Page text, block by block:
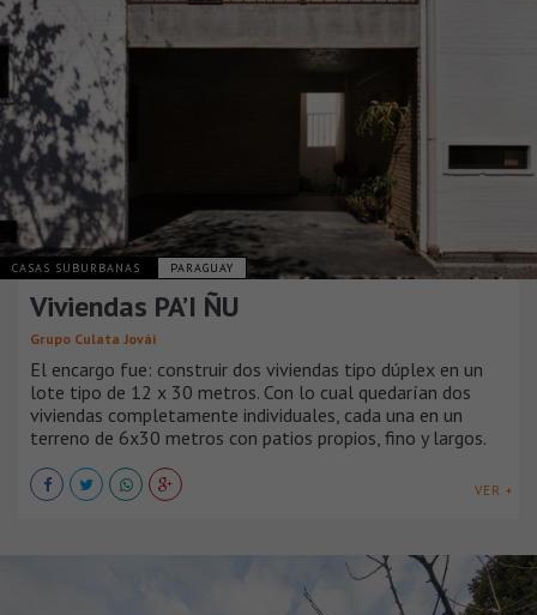
CASAS SUBURBANAS PARAGUAY
Viviendas PA’I ÑU
Grupo Culata Jovái
El encargo fue: construir dos viviendas tipo dúplex en un
lote tipo de 12 x 30 metros. Con lo cual quedarían dos
viviendas completamente individuales, cada una en un
terreno de 6x30 metros con patios propios, fino y largos.
VER +